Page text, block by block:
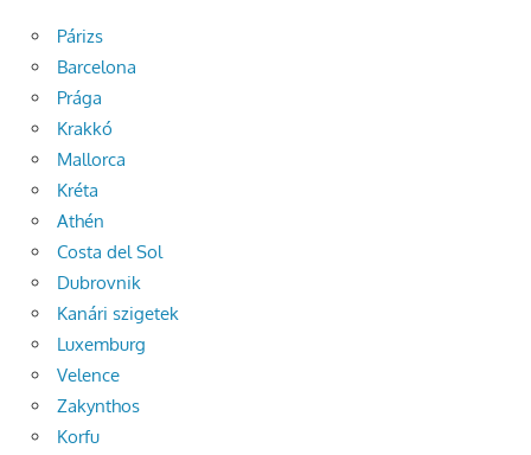
Párizs
Barcelona
Prága
Krakkó
Mallorca
Kréta
Athén
Costa del Sol
Dubrovnik
Kanári szigetek
Luxemburg
Velence
Zakynthos
Korfu